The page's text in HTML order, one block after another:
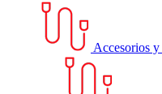
Accesorios